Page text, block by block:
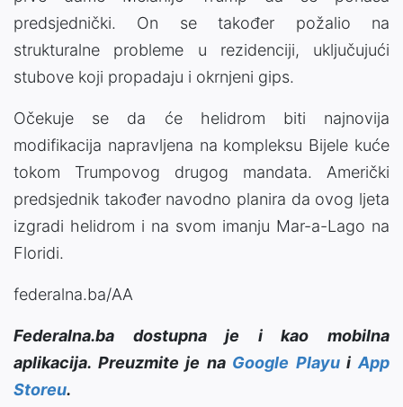
predsjednički. On se također požalio na
strukturalne probleme u rezidenciji, uključujući
stubove koji propadaju i okrnjeni gips.
Očekuje se da će helidrom biti najnovija
modifikacija napravljena na kompleksu Bijele kuće
tokom Trumpovog drugog mandata. Američki
predsjednik također navodno planira da ovog ljeta
izgradi helidrom i na svom imanju Mar-a-Lago na
Floridi.
federalna.ba/AA
Federalna.ba dostupna je i kao mobilna
aplikacija. Preuzmite je na Google PlayuiApp
Storeu.